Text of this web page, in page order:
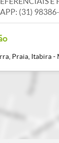
(31)
Praia, Itabira -